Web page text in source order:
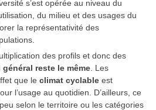
s’est opérée au niveau du
du milieu et des usages du
la représentativité des
des profils et donc des
général reste le même . Les
que le climat cyclable est
l’usage au quotidien. D’ailleurs, ce
selon le territoire ou les catégories